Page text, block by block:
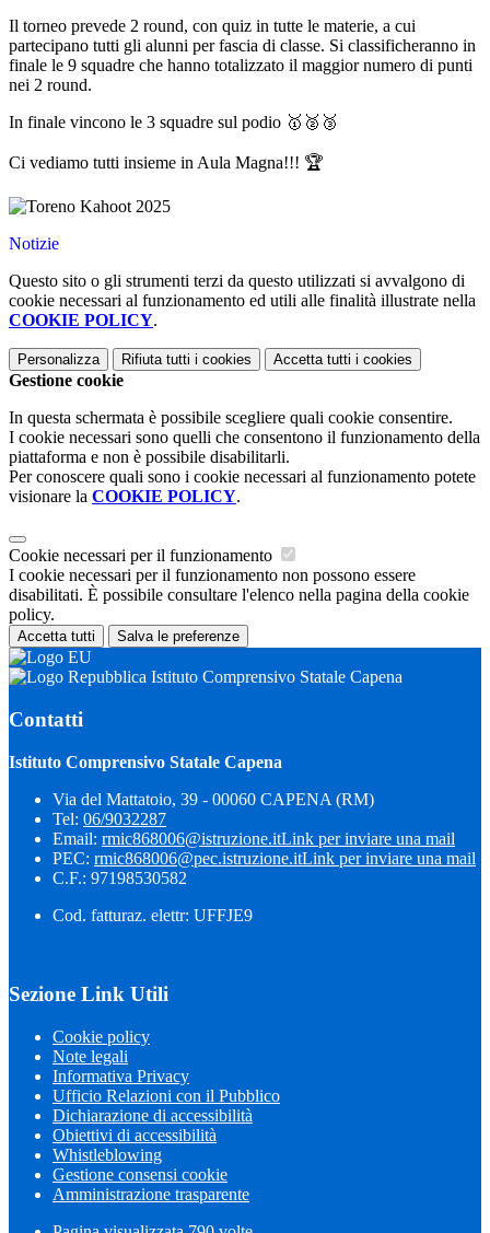
Il torneo prevede 2 round, con quiz in tutte le materie, a cui
partecipano tutti gli alunni per fascia di classe. Si classificheranno in
finale le 9 squadre che hanno totalizzato il maggior numero di punti
nei 2 round.
In finale vincono le 3 squadre sul podio 🥇🥈🥉
Ci vediamo tutti insieme in Aula Magna!!! 🏆
Notizie
Questo sito o gli strumenti terzi da questo utilizzati si avvalgono di
cookie necessari al funzionamento ed utili alle finalità illustrate nella
COOKIE POLICY.
Personalizza Rifiuta tutti i cookies Accetta tutti i cookies
Gestione cookie
In questa schermata è possibile scegliere quali cookie consentire.
I cookie necessari sono quelli che consentono il funzionamento della
piattaforma e non è possibile disabilitarli.
Per conoscere quali sono i cookie necessari al funzionamento potete
visionare la COOKIE POLICY.
Cookie necessari per il funzionamento
I cookie necessari per il funzionamento non possono essere
disabilitati. È possibile consultare l'elenco nella pagina della cookie
policy.
Accetta tutti Salva le preferenze
Istituto Comprensivo Statale Capena
Contatti
Istituto Comprensivo Statale Capena
Via del Mattatoio, 39 - 00060 CAPENA (RM)
Tel: 06/9032287
Email: rmic868006@istruzione.itLink per inviare una mail
PEC: rmic868006@pec.istruzione.itLink per inviare una mail
C.F.: 97198530582
Cod. fatturaz. elettr: UFFJE9
Sezione Link Utili
Cookie policy
Note legali
Informativa Privacy
Ufficio Relazioni con il Pubblico
Dichiarazione di accessibilità
Obiettivi di accessibilità
Whistleblowing
Gestione consensi cookie
Amministrazione trasparente